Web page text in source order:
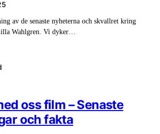
av de senaste nyheterna och skvallret kring
Wahlgren. Vi dyker…
oss film – Senaste
och fakta